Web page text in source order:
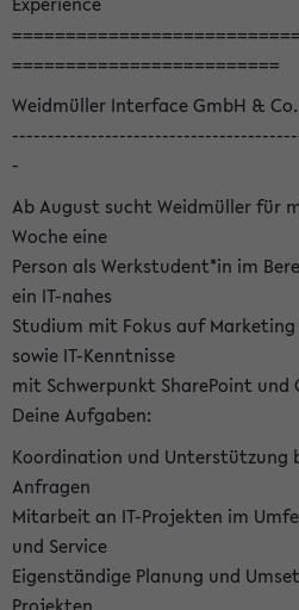
=========================
Weidmüller Interface GmbH & Co.
-
Ab August sucht Weidmüller für
Woche eine
Person als Werkstudent*in im
ein IT-nahes
Studium mit Fokus auf
sowie IT-Kenntnisse
mit Schwerpunkt SharePoint und
Deine Aufgaben:
Koordination und Unterstützung
Anfragen
Mitarbeit an IT-Projekten im
und Service
Eigenständige Planung und